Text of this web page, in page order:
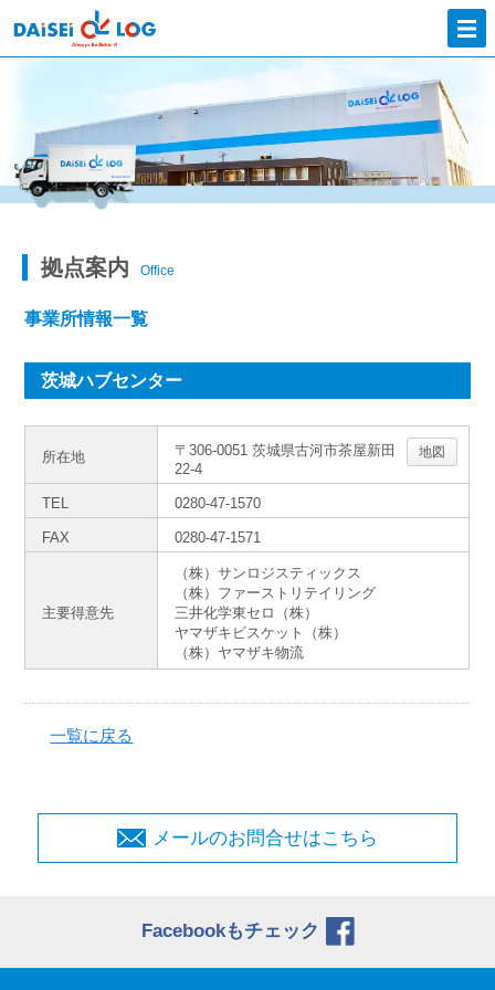
拠点案内 Office
事業所情報一覧
茨城ハブセンター
所在地 地図
〒306-0051 茨城県古河市茶屋新田
22-4
TEL 0280-47-1570
FAX 0280-47-1571
主要得意先
（株）サンロジスティックス
（株）ファーストリテイリング
三井化学東セロ（株）
ヤマザキビスケット（株）
（株）ヤマザキ物流
一覧に戻る
メールのお問合せはこちら
Facebookもチェック